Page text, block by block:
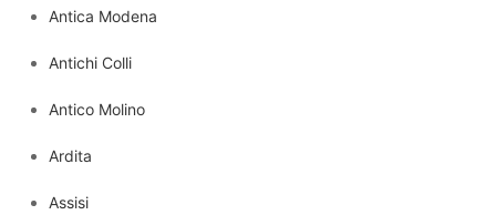
Antica Modena
Antichi Colli
Antico Molino
Ardita
Assisi